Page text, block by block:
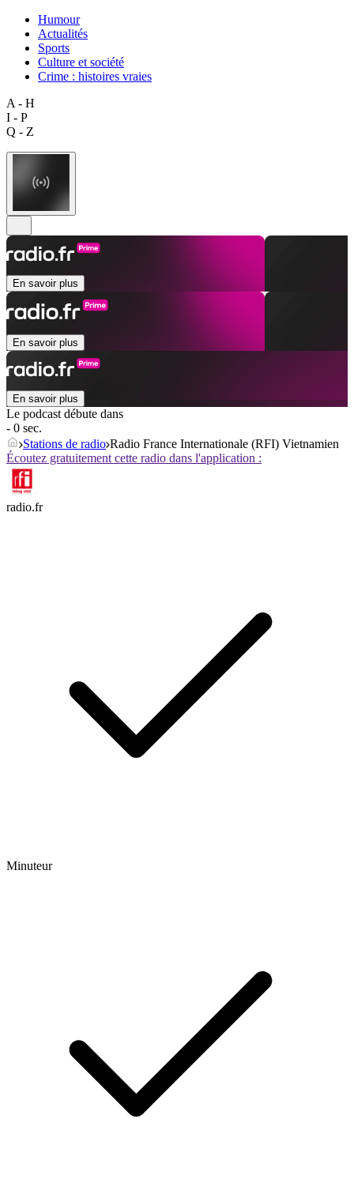
Humour
Actualités
Sports
Culture et société
Crime : histoires vraies
A - H
I - P
Q - Z
En savoir plus
En savoir plus
En savoir plus
Le podcast débute dans
- 0 sec.
Stations de radio Radio France Internationale (RFI) Vietnamien
Écoutez gratuitement cette radio dans l'application :
radio.fr
Minuteur